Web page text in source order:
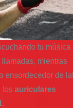
tu música
mientras
ensordecedor de
losauriculares
.